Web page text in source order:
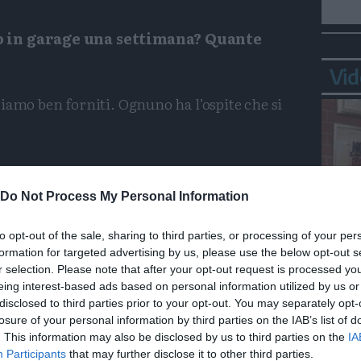
Do Not Process My Personal Information
opt-out of the sale, sharing to third parties, or processing of your
for targeted advertising by us, please use the below opt-out
selection. Please note that after your opt-out request is processed
interest-based ads based on personal information utilized by us
to third parties prior to your opt-out. You may separately
of your personal information by third parties on the IAB’s list of
This information may also be disclosed by us to third parties on the
Participants that may further disclose it to other third parties.
garage una settimana? Quante
ben forniti. Ognuno ha l’ospite che si
il giro del Sella con gli impianti di risalita.
Alta Badia. In albergo avremo anche
passi dolomitici, Trento il divieto a